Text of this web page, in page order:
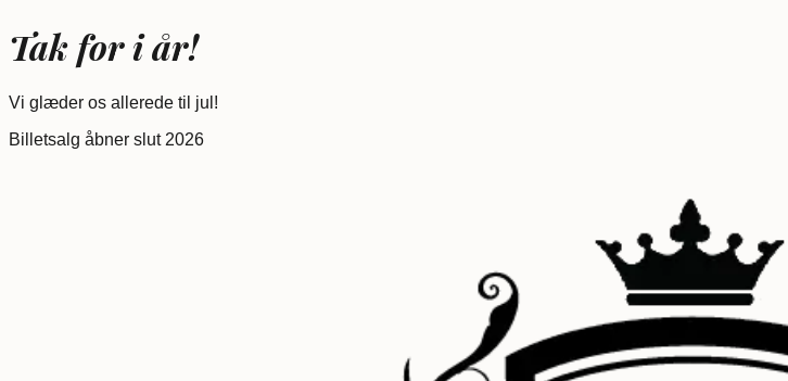
Tak for i år!
Vi glæder os allerede til jul!
Billetsalg åbner slut 2026